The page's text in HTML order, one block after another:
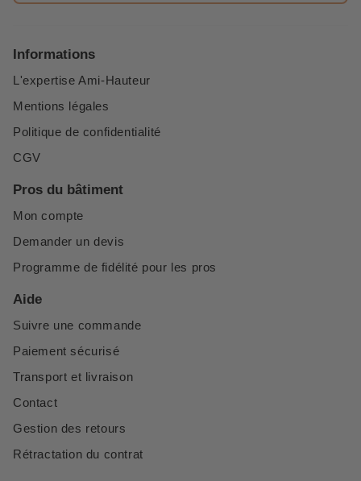
Informations
L'expertise Ami-Hauteur
Mentions légales
Politique de confidentialité
CGV
Pros du bâtiment
Mon compte
Demander un devis
Programme de fidélité pour les pros
Aide
Suivre une commande
Paiement sécurisé
Transport et livraison
Contact
Gestion des retours
Rétractation du contrat